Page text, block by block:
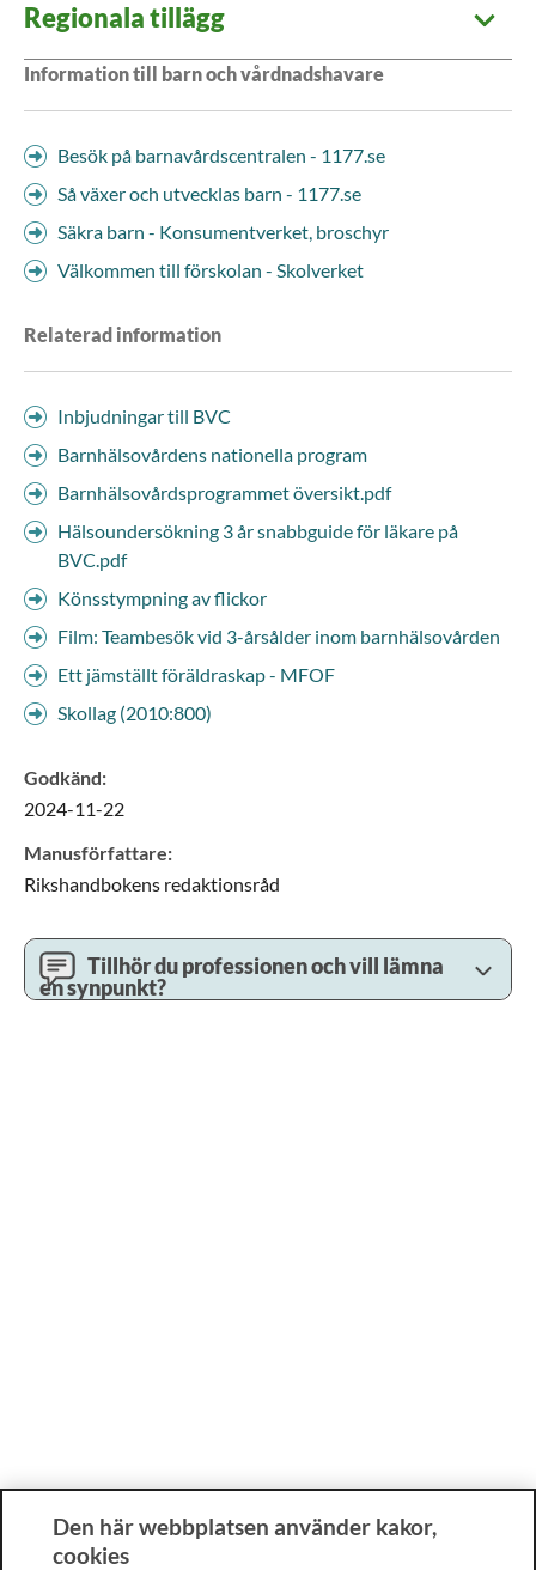
Regionala tillägg
Information till barn och vårdnadshavare
Besök på barnavårdscentralen - 1177.se
Så växer och utvecklas barn - 1177.se
Säkra barn - Konsumentverket, broschyr
Välkommen till förskolan - Skolverket
Relaterad information
Inbjudningar till BVC
Barnhälsovårdens nationella program
Barnhälsovårdsprogrammet översikt.pdf
Hälsoundersökning 3 år snabbguide för läkare på
BVC.pdf
Könsstympning av flickor
Film: Teambesök vid 3-årsålder inom barnhälsovården
Ett jämställt föräldraskap - MFOF
Skollag (2010:800)
Godkänd:
2024-11-22
Manusförfattare:
Rikshandbokens redaktionsråd
Tillhör du professionen och vill lämna
en synpunkt?
Den här webbplatsen använder kakor,
cookies